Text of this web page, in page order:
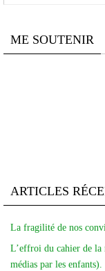
ME SOUTENIR
ARTICLES
La fragilité de nos
L’effroi du cahier de la
médias par les enfants).